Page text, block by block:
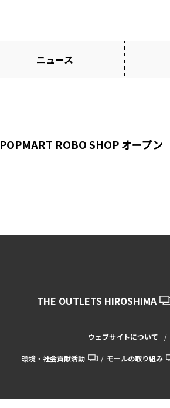
ニュース
POPMART ROBO SHOP オープン
THE OUTLETS HIROSHIMA
ウェブサイトについて
環境・社会貢献活動 モールの取り組み